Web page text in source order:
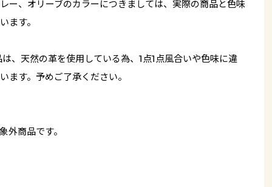
ー、オリーブのカラーにつきましては、実際の商品と色味
ます。
、天然の革を使用している為、1点1点風合いや色味に違
ます。予めご了承ください。
外商品です。